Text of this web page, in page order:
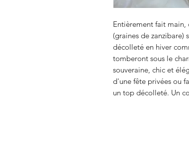
Entièrement fait main,
(graines de
décolleté en hiver
tomberont sous le
souveraine, chic et
d'une fête privées ou
un top décolleté. Un